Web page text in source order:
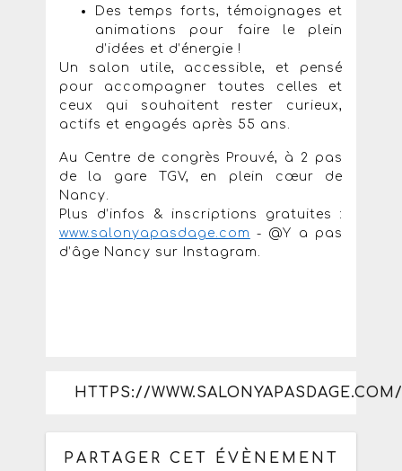
Des temps forts, témoignages et
animations pour faire le plein
d’idées et d’énergie !
Un salon utile, accessible, et pensé
pour accompagner toutes celles et
ceux qui souhaitent rester curieux,
actifs et engagés après 55 ans.
Au Centre de congrès Prouvé, à 2 pas
de la gare TGV, en plein cœur de
Nancy.
Plus d’infos & inscriptions gratuites :
www.salonyapasdage.com - @Y a pas
d’âge Nancy sur Instagram.
HTTPS://WWW.SALONYAPASDAGE.COM/
PARTAGER CET ÉVÈNEMENT